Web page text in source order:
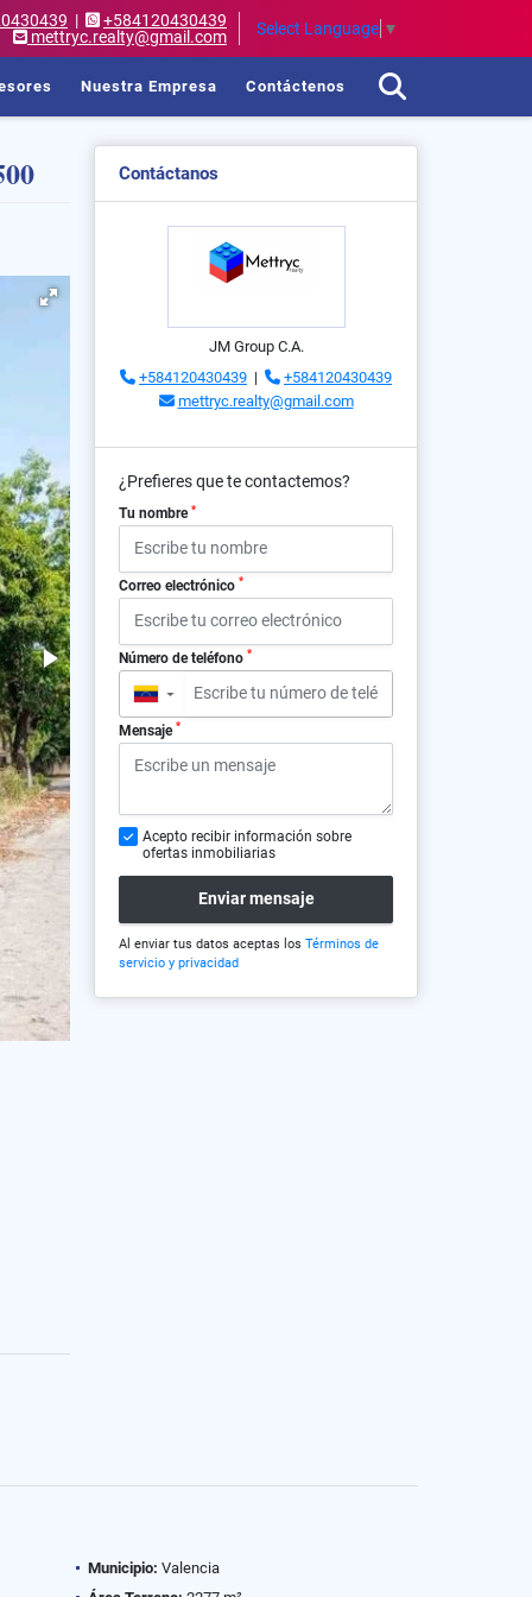
|
+584120430439
mettryc.realty@gmail.com
Select Language ▼
Nuestra Empresa Contáctenos
Contáctanos
JM Group C.A.
+584120430439 |
+584120430439
mettryc.realty@gmail.com
¿Prefieres que te contactemos?
Tu nombre *
Correo electrónico *
Número de teléfono *
▼
Mensaje *
Acepto recibir información sobre
ofertas inmobiliarias
Enviar mensaje
Al enviar tus datos aceptas los Términos de
servicio y privacidad
Municipio: Valencia